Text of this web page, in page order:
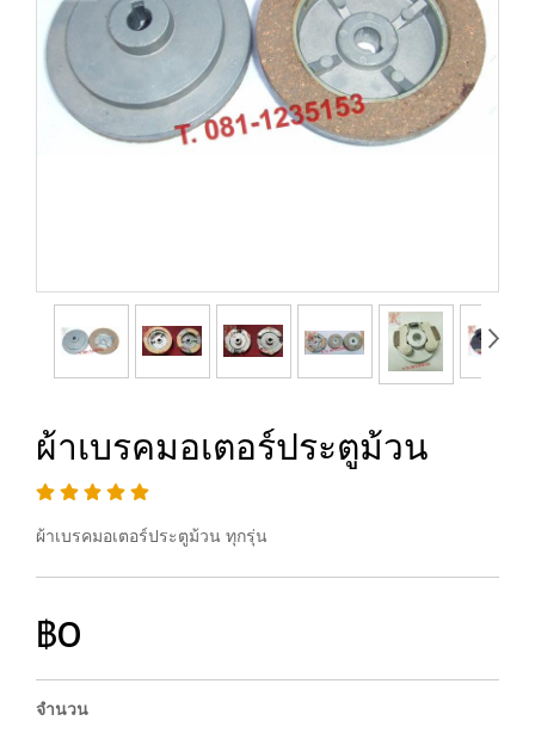
ผ้าเบรคมอเตอร์ประตูม้วน
ผ้าเบรคมอเตอร์ประตูม้วน ทุกรุ่น
฿0
จำนวน